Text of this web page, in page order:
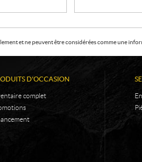
et ne peuvent être considérées comme une
D'OCCASION
complet